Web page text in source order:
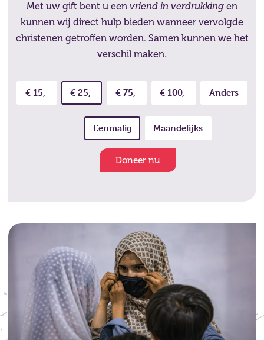
Met uw gift bent u een vriend in verdrukking en
kunnen wij direct hulp bieden wanneer vervolgde
christenen getroffen worden. Samen kunnen we het
verschil maken.
€ 15,- € 25,- € 75,- € 100,- Anders
Eenmalig Maandelijks
Doneer nu